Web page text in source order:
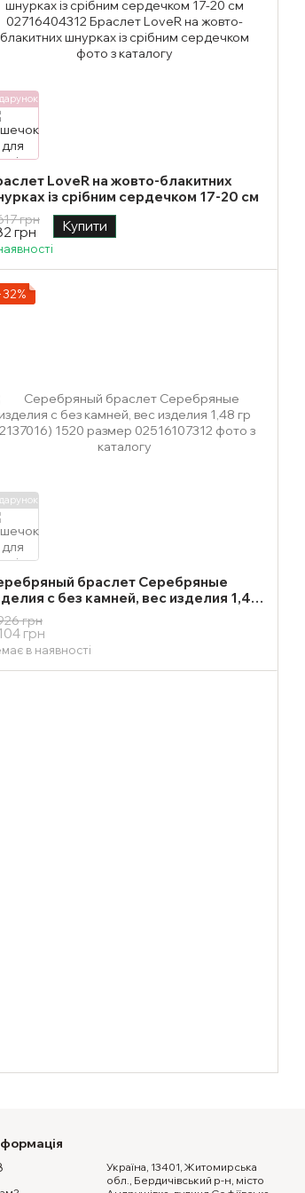
LoveR на жовто-блакитних
із срібним сердечком 17-20 см
грн
грн Купити
браслет Серебряные
с без камней, вес изделия 1,48
(2137016) 1520 размер
грн
грн
в наявності
Україна, 13401, Житомирська
обл., Бердичівський р-н, місто